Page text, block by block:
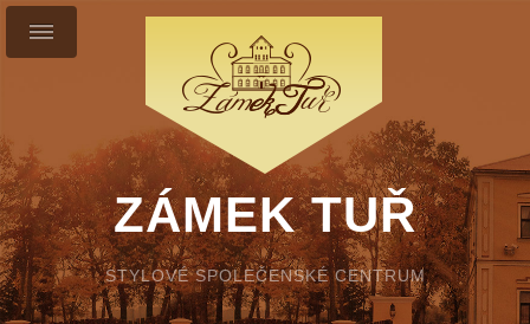
ZÁMEK TUŘ
STYLOVÉ SPOLEČENSKÉ CENTRUM